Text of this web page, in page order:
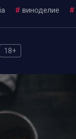
# виноделие #
18+